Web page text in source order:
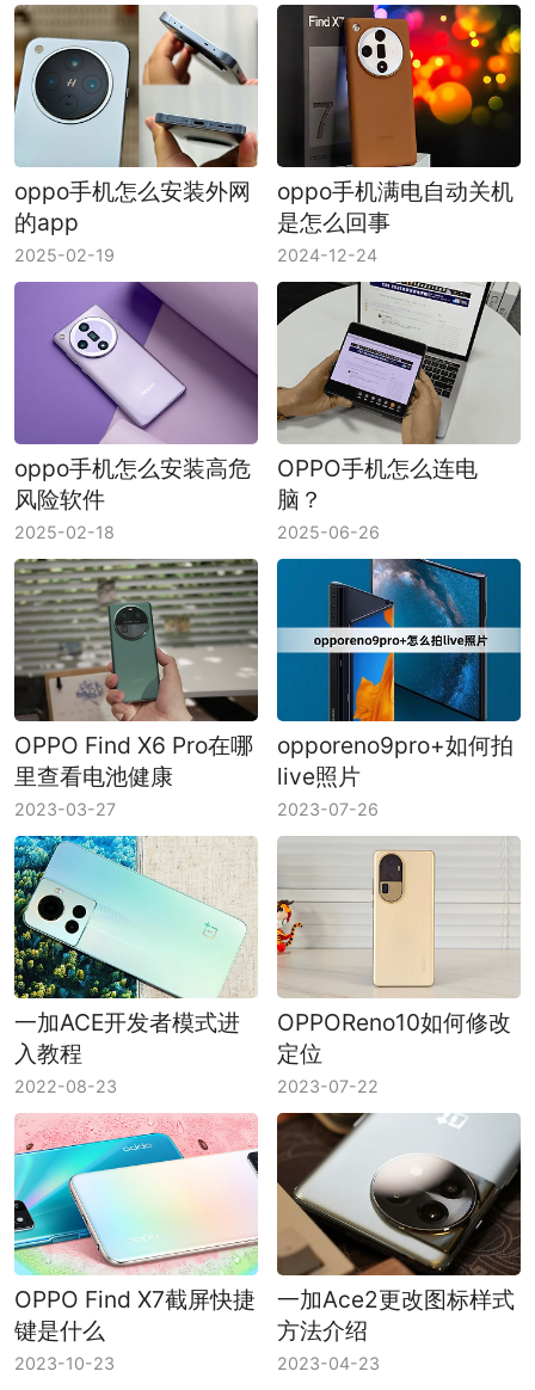
oppo手机怎么安装外网
的app
2025-02-19
oppo手机满电自动关机
是怎么回事
2024-12-24
oppo手机怎么安装高危
风险软件
2025-02-18
OPPO手机怎么连电
脑？
2025-06-26
OPPO Find X6 Pro在哪
里查看电池健康
2023-03-27
opporeno9pro+如何拍
live照片
2023-07-26
一加ACE开发者模式进
入教程
2022-08-23
OPPOReno10如何修改
定位
2023-07-22
OPPO Find X7截屏快捷
键是什么
2023-10-23
一加Ace2更改图标样式
方法介绍
2023-04-23